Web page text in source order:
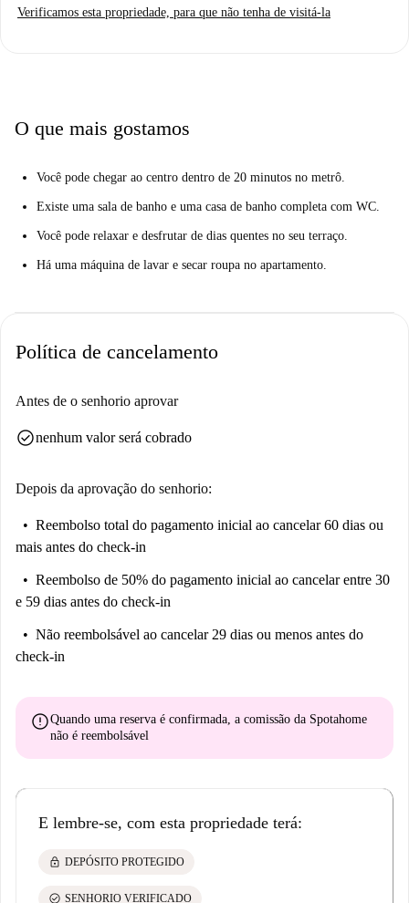
aberto, sala de estar e sala de jantar é brilhante, ea decoração é
também uma área cheia de alunos que frequentam campi universitários
supermercados estão a 5 minutos a pé. Se você gosta de se manter ativo,
há um ginásio nas proximidades. Há também uma academia de escalada
um pouco mais longe para uma variedade de restaurantes, mas há pelo
menos alguns lugares próximos à sua nova casa.
Verificamos esta propriedade, para que não tenha de visitá-la
O que mais gostamos
Você pode chegar ao centro dentro de 20 minutos no metrô.
Existe uma sala de banho e uma casa de banho completa com WC.
Você pode relaxar e desfrutar de dias quentes no seu terraço.
Há uma máquina de lavar e secar roupa no apartamento.
Política de cancelamento
Antes de o senhorio aprovar
check_circlenenhum valor será cobrado
Depois da aprovação do senhorio:
Reembolso total do pagamento inicial ao cancelar 60 dias ou
mais antes do check-in
Reembolso de 50% do pagamento inicial ao cancelar entre 30
e 59 dias antes do check-in
Não reembolsável ao cancelar 29 dias ou menos antes do
check-in
errorQuando uma reserva é confirmada, a comissão da Spotahome
não é reembolsável
E lembre-se, com esta propriedade terá:
lock DEPÓSITO PROTEGIDO
check_circle SENHORIO VERIFICADO